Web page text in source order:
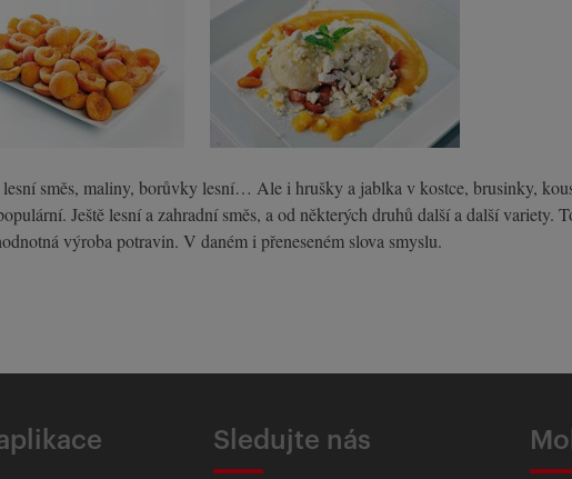
směs, maliny, borůvky lesní… Ale i hrušky a jablka v kostce, brusinky,
Ještě lesní a zahradní směs, a od některých druhů další a další variety.
výroba potravin. V daném i přeneseném slova smyslu.
Sledujte nás